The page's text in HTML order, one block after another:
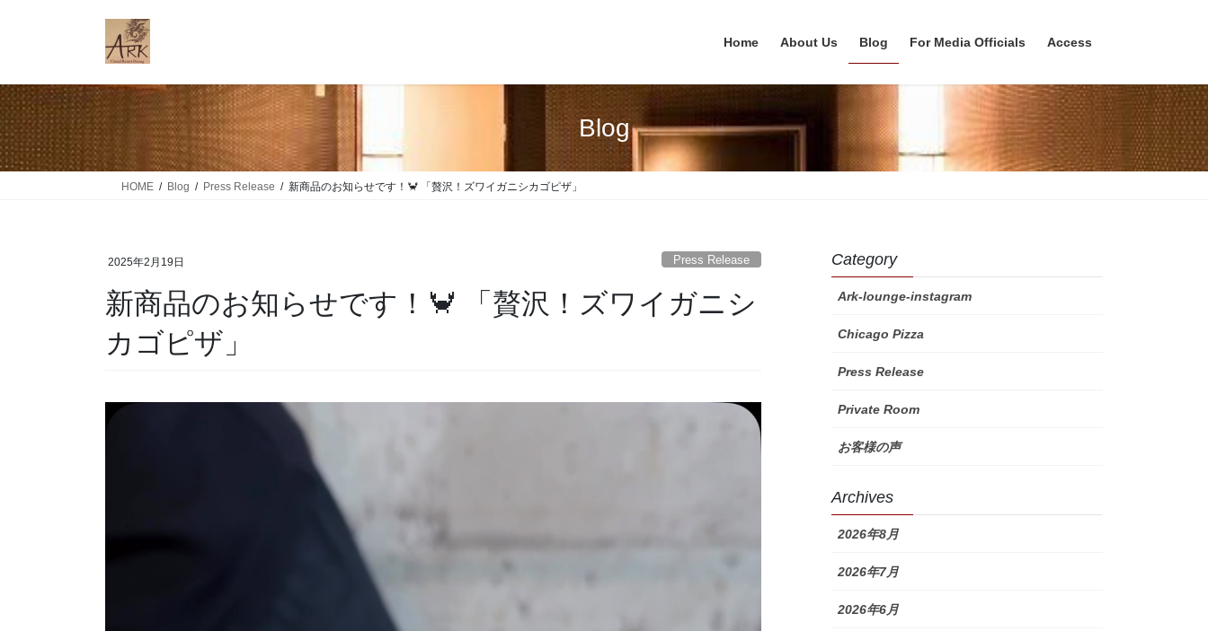
ツ
に
移
動
シ
ョ
ン
に
Home About Us Blog For Media Officials Access
Blog
HOME Blog Press Release 新商品のお知らせです！🦀 「贅沢！ズワイガニシカゴピザ」
2025年2月19日 Press Release
新商品のお知らせです！🦀 「贅沢！ズワイガニシ
カゴピザ」
Category
Ark-lounge-instagram
Chicago Pizza
Press Release
Private Room
お客様の声
Archives
2026年8月
2026年7月
2026年6月